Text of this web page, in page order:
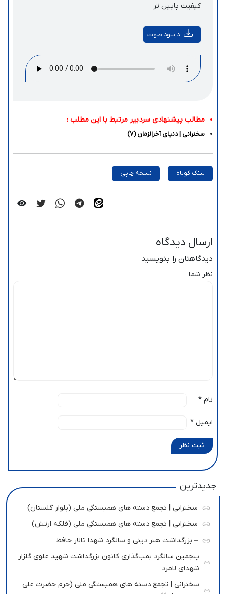
کیفیت پایین تر
دانلود صوت
مطالب پیشنهادی سردبیر مرتبط با این مطلب :
سخنرانی | دنیای آخرالزمان (7)
لینک کوتاه نسخه چاپی
ارسال دیدگاه
دیدگاهتان را بنویسید
نظر شما
نام *
ایمیل *
ثبت نظر
جدیدترین
سخنرانی | تجمع دسته های همبستگی ملی (بلوار گلستان)
سخنرانی | تجمع دسته های همبستگی ملی (فلکه ارتش)
– بزرگداشت هنر دینی و سالگرد شهدا تالار حافظ
پنجمین سالگرد بمب‌گذاری کانون بزرگداشت شهید علوی گلزار
شهدای لامرد
سخنرانی | تجمع دسته های همبستگی ملی (حرم حضرت علی